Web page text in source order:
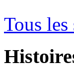
Tous les